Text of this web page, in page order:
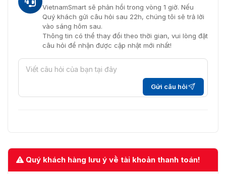
VietnamSmart sẽ phản hồi trong vòng 1 giờ. Nếu
Quý khách gửi câu hỏi sau 22h, chúng tôi sẽ trả lời
vào sáng hôm sau.
Thông tin có thể thay đổi theo thời gian, vui lòng đặt
câu hỏi để nhận được cập nhật mới nhất!
Gửi câu hỏi
Quý khách hàng lưu ý về tài khoản thanh toán!